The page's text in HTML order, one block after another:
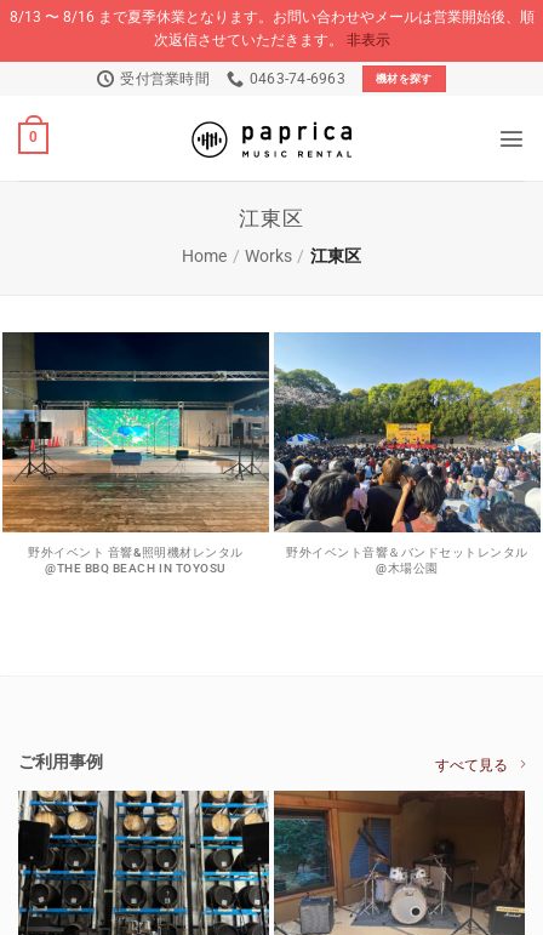
8/13 〜 8/16 まで夏季休業となります。お問い合わせやメールは営業開始後、順
次返信させていただきます。 非表示
content
受付営業時間 0463-74-6963 機材を探す
0
江東区
Home / Works / 江東区
野外イベント 音響&照明機材レンタル
@THE BBQ BEACH IN TOYOSU
野外イベント音響＆バンドセットレンタル
@木場公園
ご利用事例 すべて見る